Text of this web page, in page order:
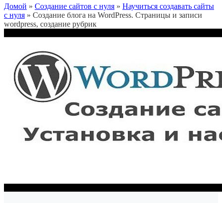
Домой » Создание сайтов с нуля » Научиться создавать сайты
с нуля » Создание блога на WordPress. Страницы и записи
wordpress, создание рубрик